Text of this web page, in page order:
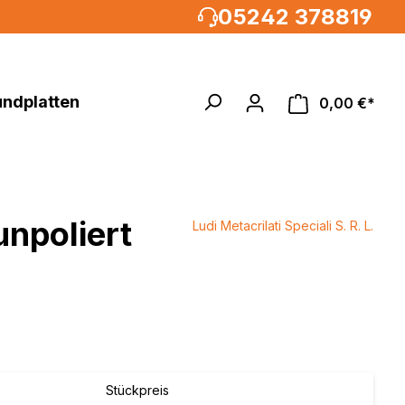
05242 378819
0,00 €*
Ludi Metacrilati Speciali S. R. L.
Stückpreis